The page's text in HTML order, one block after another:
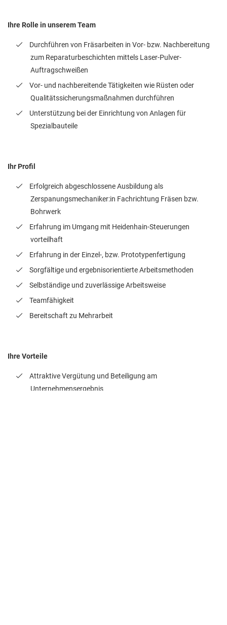
Ihre Rolle in unserem Team
Durchführen von Fräsarbeiten in Vor- bzw. Nachbereitung
zum Reparaturbeschichten mittels Laser-Pulver-
Auftragschweißen
Vor- und nachbereitende Tätigkeiten wie Rüsten oder
Qualitätssicherungsmaßnahmen durchführen
Unterstützung bei der Einrichtung von Anlagen für
Spezialbauteile
Ihr Profil
Erfolgreich abgeschlossene Ausbildung als
Zerspanungsmechaniker:in Fachrichtung Fräsen bzw.
Bohrwerk
Erfahrung im Umgang mit Heidenhain-Steuerungen
vorteilhaft
Erfahrung in der Einzel-, bzw. Prototypenfertigung
Sorgfältige und ergebnisorientierte Arbeitsmethoden
Selbständige und zuverlässige Arbeitsweise
Teamfähigkeit
Bereitschaft zu Mehrarbeit
Ihre Vorteile
Attraktive Vergütung und Beteiligung am
Unternehmensergebnis